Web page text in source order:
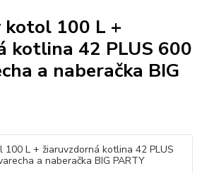
100 L +
kotlina 42 PLUS 600
a naberačka BIG